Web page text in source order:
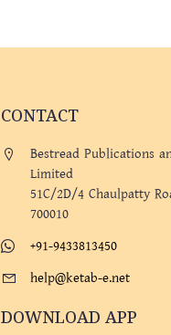
CONTACT
Bestread Publications
Limited
51C/2D/4 Chaulpatty
700010
+91-9433813450
help@ketab-e.net
DOWNLOAD APP